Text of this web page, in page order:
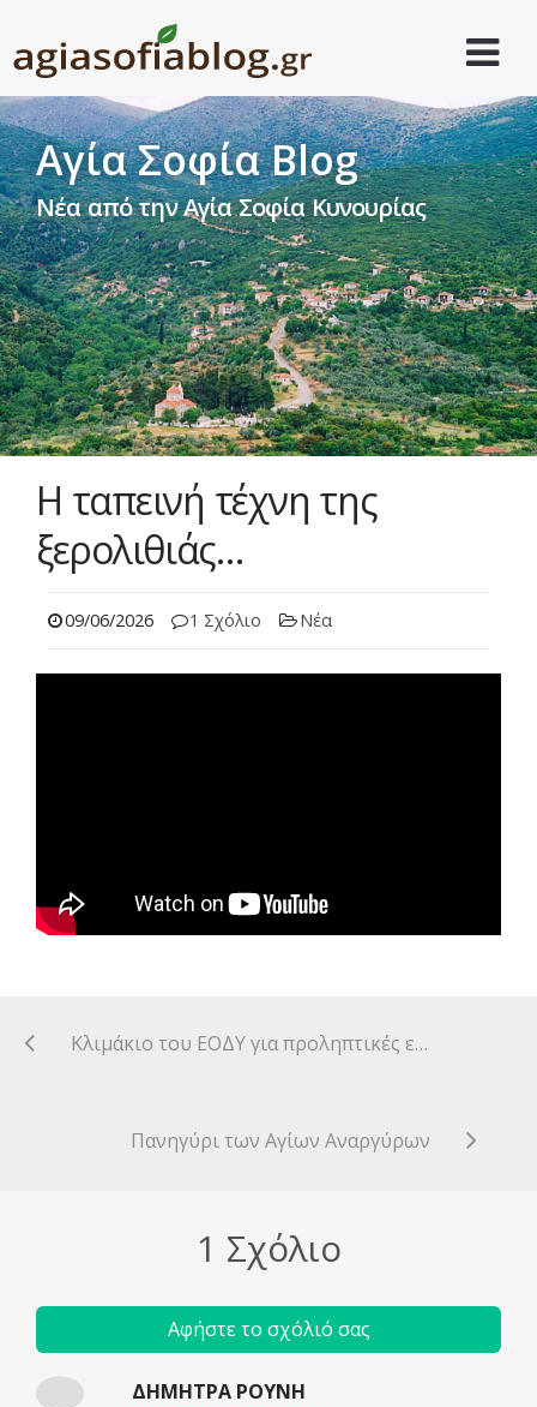
Αγία Σοφία Blog
Νέα από την Αγία Σοφία Κυνουρίας
Η ταπεινή τέχνη της
ξερολιθιάς…
09/06/2026 1 Σχόλιο Νέα
Κλιμάκιο του ΕΟΔΥ για προληπτικές εξετάσεις στο χωριό μας.
Πανηγύρι των Αγίων Αναργύρων
1 Σχόλιο
Αφήστε το σχόλιό σας
ΔΗΜΗΤΡΑ ΡΟΥΝΗ